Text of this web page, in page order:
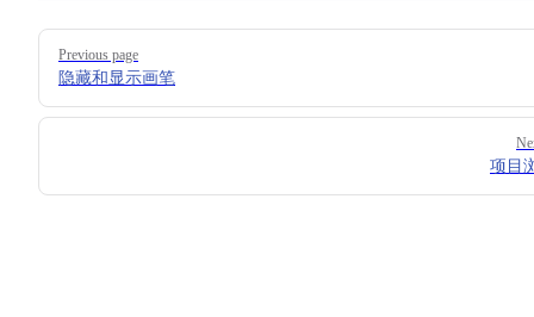
Pager
Previous page
隐藏和显示画笔
项目